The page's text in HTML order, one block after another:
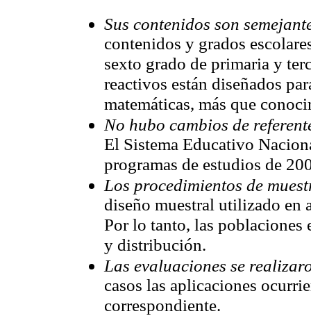
Sus contenidos son
contenidos y grados
sexto grado de primaria y
reactivos están diseñados
matemáticas, más que
No hubo cambios de
El Sistema Educativo
programas de estudios de
Los procedimientos de
diseño muestral utilizado en
Por lo tanto, las poblaciones
y distribución.
Las evaluaciones se
casos las aplicaciones
correspondiente.